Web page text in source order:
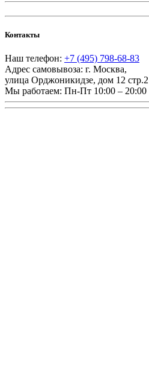
Контакты
Наш телефон: +7 (495) 798-68-83
Адрес самовывоза: г. Москва,
улица Орджоникидзе, дом 12 стр.2
Мы работаем: Пн-Пт 10:00 – 20:00